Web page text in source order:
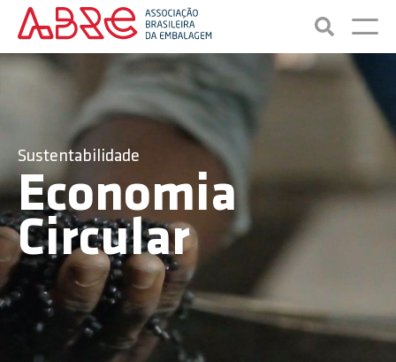
Sustentabilidade
Economia
Circular